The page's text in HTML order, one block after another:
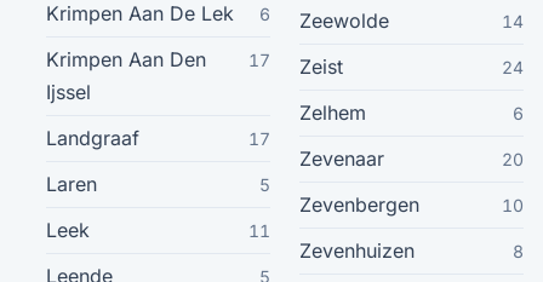
Berkel En Rodenrijs
Coevorden
Enkhuizen
Krimpen Aan De Lek 6
Krimpen Aan Den
Ijssel
17
Landgraaf 17
Laren 5
Leek 11
Leende 5
Zeewolde 14
Zeist 24
Zelhem 6
Zevenaar 20
Zevenbergen 10
Zevenhuizen 8